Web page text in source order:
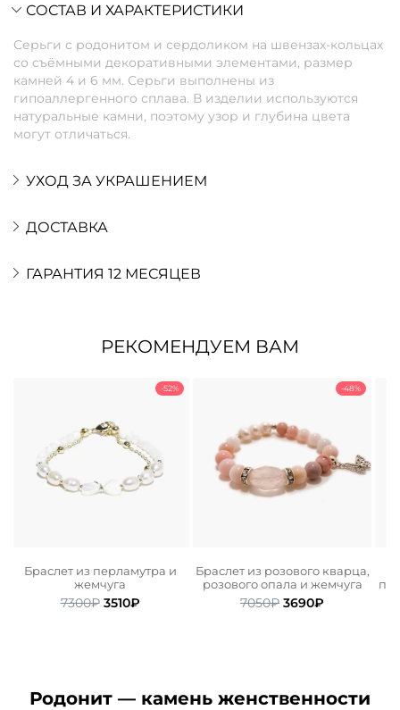
СОСТАВ И ХАРАКТЕРИСТИКИ
Серьги с родонитом и сердоликом на швензах-кольцах
со съёмными декоративными элементами, размер
камней 4 и 6 мм. Серьги выполнены из
гипоаллергенного сплава. В изделии используются
натуральные камни, поэтому узор и глубина цвета
могут отличаться.
УХОД ЗА УКРАШЕНИЕМ
ДОСТАВКА
ГАРАНТИЯ 12 МЕСЯЦЕВ
РЕКОМЕНДУЕМ ВАМ
-52%
Браслет из перламутра и
жемчуга
7300₽ Первоначальная
3510₽Текущая
-48%
Браслет из розового кварца,
розового опала и жемчуга
7050₽ Первоначальная
3690₽
Родонит — камень женственности